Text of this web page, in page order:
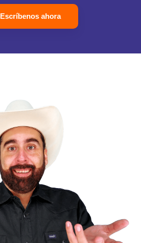
Escríbenos ahora